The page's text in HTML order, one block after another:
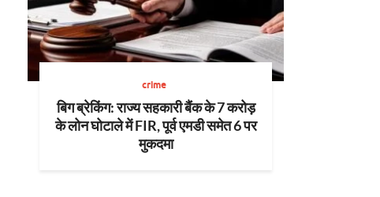
crime
बिग ब्रेकिंग: राज्य सहकारी बैंक के 7 करोड़
के लोन घोटाले में FIR, पूर्व एमडी समेत 6 पर
मुकदमा